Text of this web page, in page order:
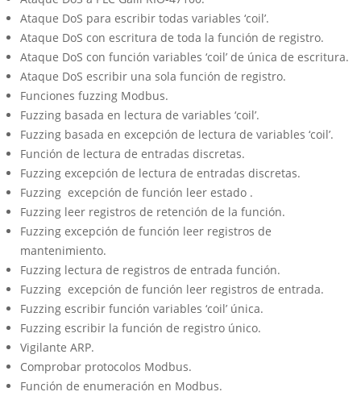
Ataque DoS para escribir todas variables ‘coil’.
Ataque DoS con escritura de toda la función de registro.
Ataque DoS con función variables ‘coil’ de única de escritura.
Ataque DoS escribir una sola función de registro.
Funciones fuzzing Modbus.
Fuzzing basada en lectura de variables ‘coil’.
Fuzzing basada en excepción de lectura de variables ‘coil’.
Función de lectura de entradas discretas.
Fuzzing excepción de lectura de entradas discretas.
Fuzzing excepción de función leer estado .
Fuzzing leer registros de retención de la función.
Fuzzing excepción de función leer registros de
mantenimiento.
Fuzzing lectura de registros de entrada función.
Fuzzing excepción de función leer registros de entrada.
Fuzzing escribir función variables ‘coil’ única.
Fuzzing escribir la función de registro único.
Vigilante ARP.
Comprobar protocolos Modbus.
Función de enumeración en Modbus.